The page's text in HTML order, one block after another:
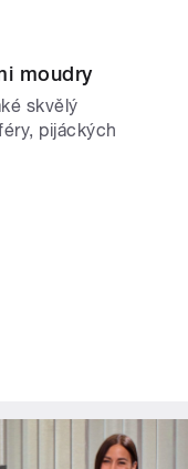
moudry
skvělý
pijáckých